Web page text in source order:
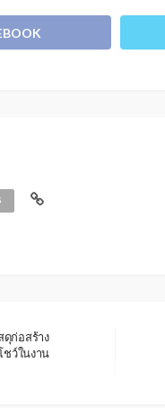
ก่อสร้าง
ว์ในงาน